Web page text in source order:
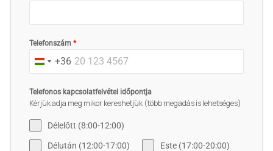
Telefonszám*
Hungary
+36
+36
Telefonos kapcsolatfelvétel időpontja
Kérjük adja meg mikor kereshetjük (több megadás is lehetséges)
Délelőtt (8:00-12:00)
Délután (12:00-17:00) Este (17:00-20:00)